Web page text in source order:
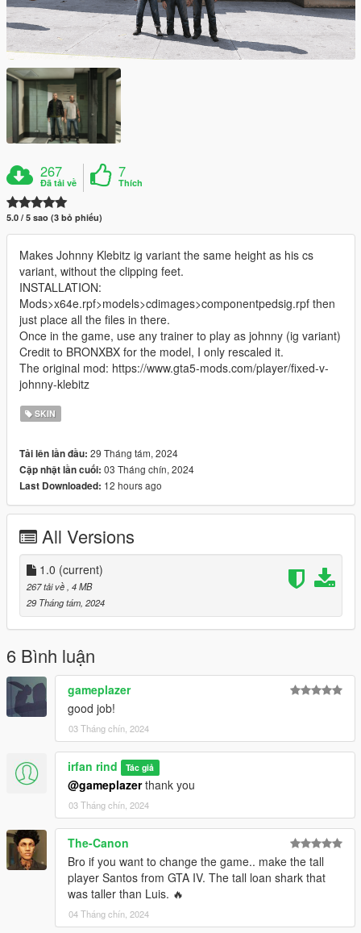
267
Đã tải về
7
Thích
5.0 / 5 sao (3 bỏ phiếu)
Makes Johnny Klebitz ig variant the same height as his cs
variant, without the clipping feet.
INSTALLATION:
Mods>x64e.rpf>models>cdimages>componentpedsig.rpf then
just place all the files in there.
Once in the game, use any trainer to play as johnny (ig variant)
Credit to BRONXBX for the model, I only rescaled it.
The original mod: https://www.gta5-mods.com/player/fixed-v-
johnny-klebitz
SKIN
Tải lên lần đầu: 29 Tháng tám, 2024
Cập nhật lần cuối: 03 Tháng chín, 2024
Last Downloaded: 12 hours ago
All Versions
1.0 (current)
267 tải về , 4 MB
29 Tháng tám, 2024
6 Bình luận
gameplazer
good job!
03 Tháng chín, 2024
irfan rind Tác giả
@gameplazerthank you
03 Tháng chín, 2024
The-Canon
Bro if you want to change the game.. make the tall
player Santos from GTA IV. The tall loan shark that
was taller than Luis. 🔥
04 Tháng chín, 2024